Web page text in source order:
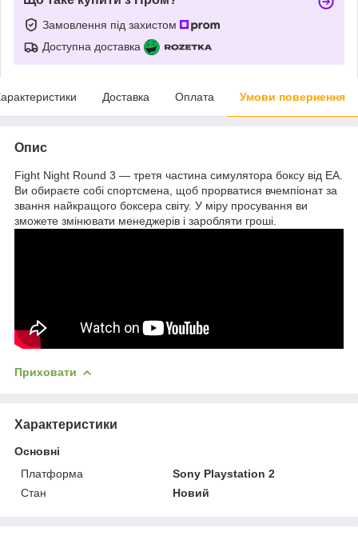
Замовлення під захистом
Доступна доставка
Доставка Оплата Умови повернення
Опис
Fight Night Round 3 — третя частина симулятора боксу від ЕА.
Ви обираєте собі спортсмена, щоб прорватися вчемпіонат за
звання найкращого боксера світу. У міру просування ви
зможете змінювати менеджерів і заробляти гроші.
Приховати
Характеристики
Основні
Платформа
Sony Playstation 2
Стан
Новий